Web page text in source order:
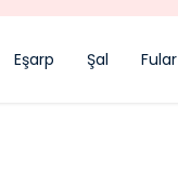
Eşarp Şal Fular